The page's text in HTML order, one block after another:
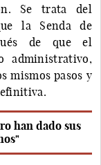
Se trata del
la Senda de
de que el
administrativo,
mismos pasos y
han dado sus